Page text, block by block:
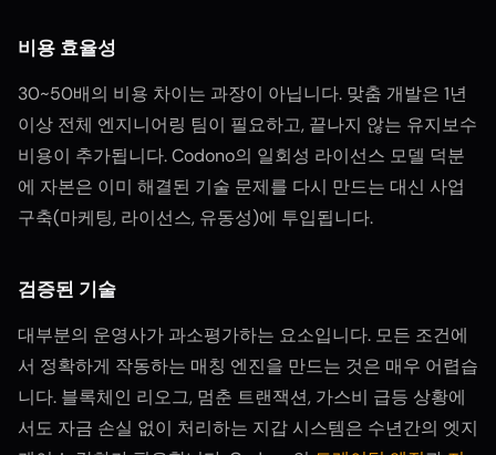
비용 효율성
30~50배의 비용 차이는 과장이 아닙니다. 맞춤 개발은 1년
이상 전체 엔지니어링 팀이 필요하고, 끝나지 않는 유지보수
비용이 추가됩니다. Codono의 일회성 라이선스 모델 덕분
에 자본은 이미 해결된 기술 문제를 다시 만드는 대신 사업
구축(마케팅, 라이선스, 유동성)에 투입됩니다.
검증된 기술
대부분의 운영사가 과소평가하는 요소입니다. 모든 조건에
서 정확하게 작동하는 매칭 엔진을 만드는 것은 매우 어렵습
니다. 블록체인 리오그, 멈춘 트랜잭션, 가스비 급등 상황에
서도 자금 손실 없이 처리하는 지갑 시스템은 수년간의 엣지